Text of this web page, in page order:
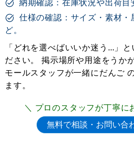
仕様の確認：サイズ・素材
ど。
「どれを選べばいいか迷う…」
ださい。 掲示場所や用途をうか
モールスタッフが一緒にだんご
ます。
＼ プロのスタッフが丁寧に